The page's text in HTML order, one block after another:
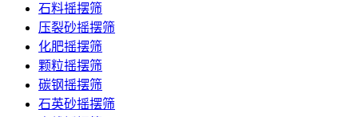
石料摇摆筛
压裂砂摇摆筛
化肥摇摆筛
颗粒摇摆筛
碳钢摇摆筛
石英砂摇摆筛